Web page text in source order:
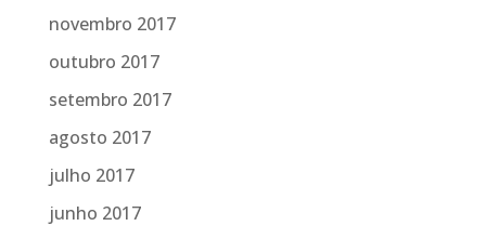
novembro 2017
outubro 2017
setembro 2017
agosto 2017
julho 2017
junho 2017